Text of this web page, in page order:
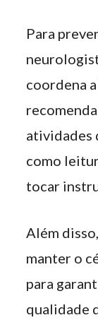
Para
coordena
atividades
como
tocar
Além
manter o
para
qualidade